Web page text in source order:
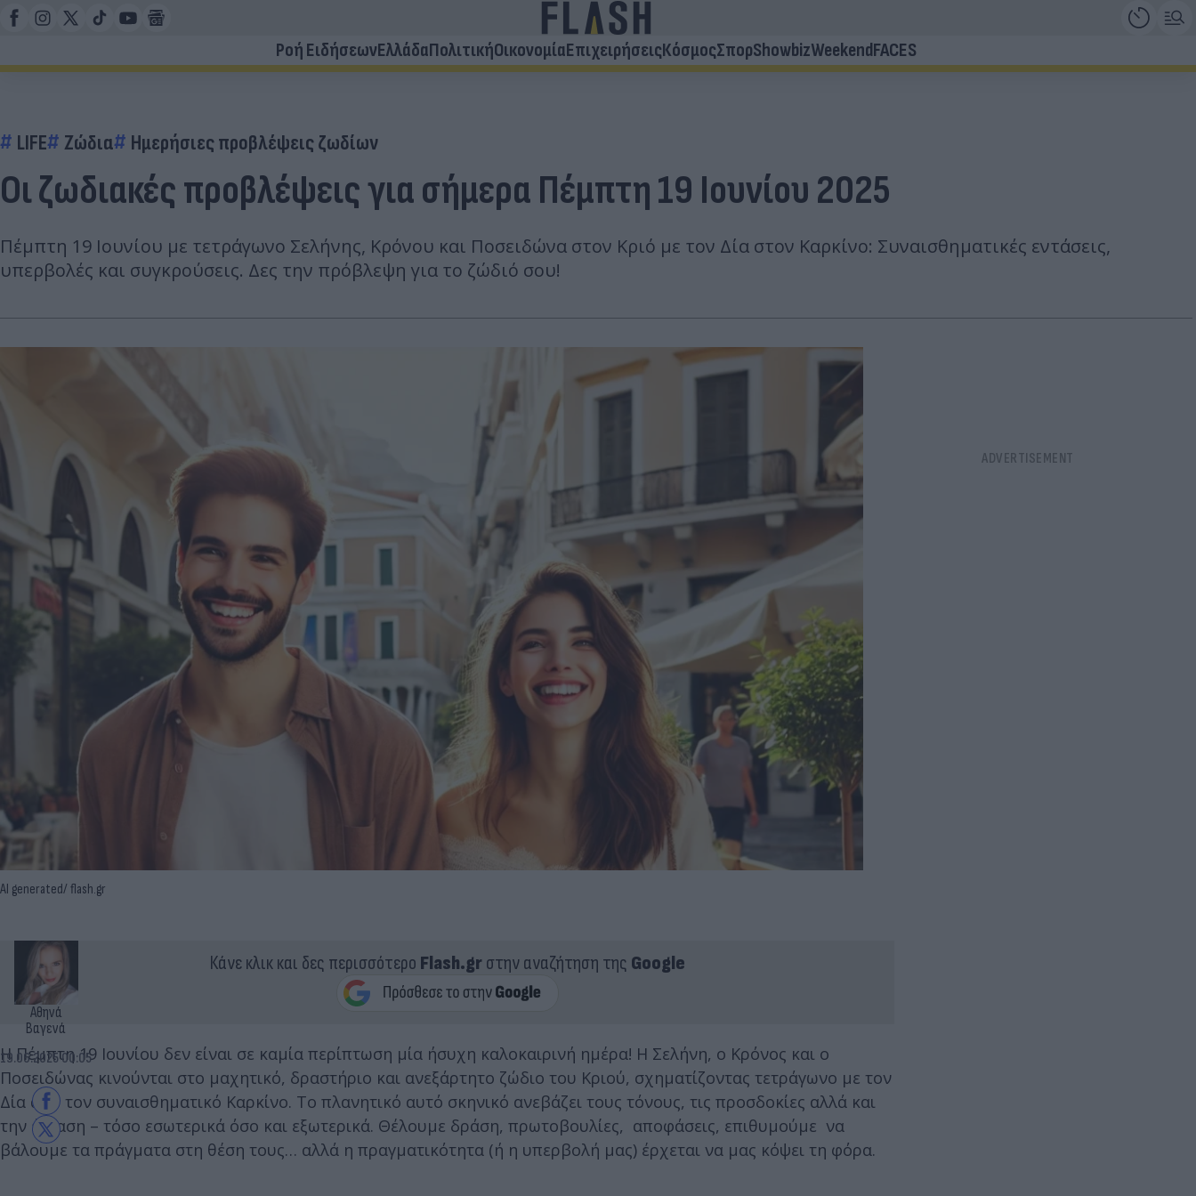
Ροή ΕιδήσεωνΕλλάδαΠολιτικήΟικονομίαΕπιχειρήσειςΚόσμοςΣπορShowbizWeekendFACES
LIFE Ζώδια Ημερήσιες προβλέψεις ζωδίων
Οι ζωδιακές προβλέψεις για σήμερα Πέμπτη 19 Ιουνίου 2025
Πέμπτη 19 Ιουνίου με τετράγωνο Σελήνης, Κρόνου και Ποσειδώνα στον Κριό με τον Δία στον Καρκίνο: Συναισθηματικές εντάσεις,
υπερβολές και συγκρούσεις. Δες την πρόβλεψη για το ζώδιό σου!
AI generated/ flash.gr
Αθηνά
Βαγενά
19.06.2025 00:05
Κάνε κλικ και δες περισσότερο Flash.grστην αναζήτηση της Google
Η Πέμπτη 19 Ιουνίου δεν είναι σε καμία περίπτωση μία ήσυχη καλοκαιρινή ημέρα! Η Σελήνη, ο Κρόνος και ο
Ποσειδώνας κινούνται στο μαχητικό, δραστήριο και ανεξάρτητο ζώδιο του Κριού, σχηματίζοντας τετράγωνο με τον
Δία από τον συναισθηματικό Καρκίνο. Το πλανητικό αυτό σκηνικό ανεβάζει τους τόνους, τις προσδοκίες αλλά και
την ένταση – τόσο εσωτερικά όσο και εξωτερικά. Θέλουμε δράση, πρωτοβουλίες, αποφάσεις, επιθυμούμε να
βάλουμε τα πράγματα στη θέση τους… αλλά η πραγματικότητα (ή η υπερβολή μας) έρχεται να μας κόψει τη φόρα.